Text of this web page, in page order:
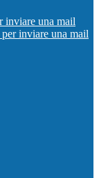
inviare una mail
inviare una mail